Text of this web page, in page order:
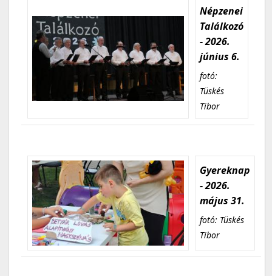
Népzenei
Találkozó
- 2026.
június 6.
fotó:
Tüskés
Tibor
Gyereknap
- 2026.
május 31.
fotó: Tüskés
Tibor